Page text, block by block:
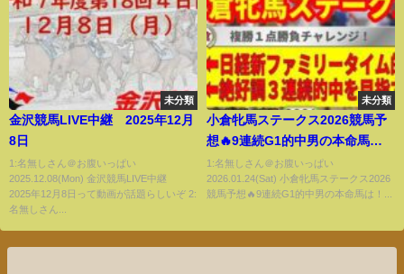
未分類
金沢競馬LIVE中継 2025年12月
8日
1:名無しさん＠お腹いっぱい
2025.12.08(Mon) 金沢競馬LIVE中継
2025年12月8日って動画が話題らしいぞ 2:
名無しさん...
未分類
小倉牝馬ステークス2026競馬予
想🔥9連続G1的中男の本命馬
は！？
1:名無しさん＠お腹いっぱい
2026.01.24(Sat) 小倉牝馬ステークス2026
競馬予想🔥9連続G1的中男の本命馬は！...